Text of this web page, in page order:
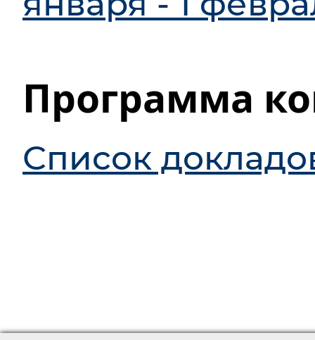
Программа
Список